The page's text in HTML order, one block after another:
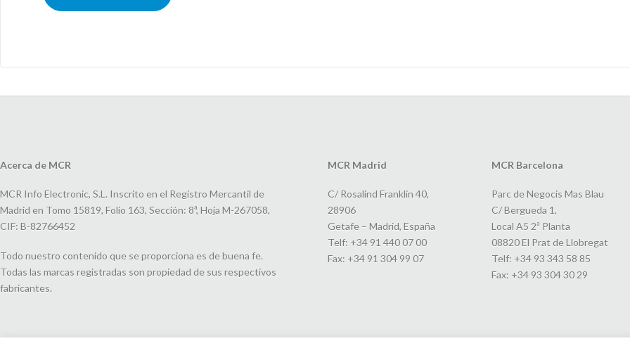
Acerca de MCR
MCR Info Electronic, S.L. Inscrito en el Registro Mercantil de
Madrid en Tomo 15819, Folio 163, Sección: 8ª, Hoja M-267058,
CIF: B-82766452
Todo nuestro contenido que se proporciona es de buena fe.
Todas las marcas registradas son propiedad de sus respectivos
fabricantes.
MCR Madrid
C/ Rosalind Franklin 40,
28906
Getafe – Madrid, España
Telf: +34 91 440 07 00
Fax: +34 91 304 99 07
MCR Barcelona
Parc de Negocis Mas Blau
C/ Bergueda 1,
Local A5 2ª Planta
08820 El Prat de Llobregat
Telf: +34 93 343 58 85
Fax: +34 93 304 30 29